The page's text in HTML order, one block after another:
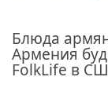
Блюда
Армения
FolkLife в